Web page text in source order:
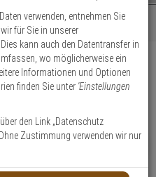
Daten verwenden, entnehmen Sie
für Sie in unserer
kann auch den Datentransfer in
wo möglicherweise ein
Informationen und Optionen
finden Sie unter 'Einstellungen
den Link „Datenschutz
Zustimmung verwenden wir nur